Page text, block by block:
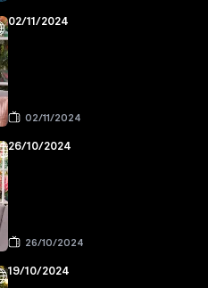
02/11/2024
02/11/2024
26/10/2024
26/10/2024
19/10/2024